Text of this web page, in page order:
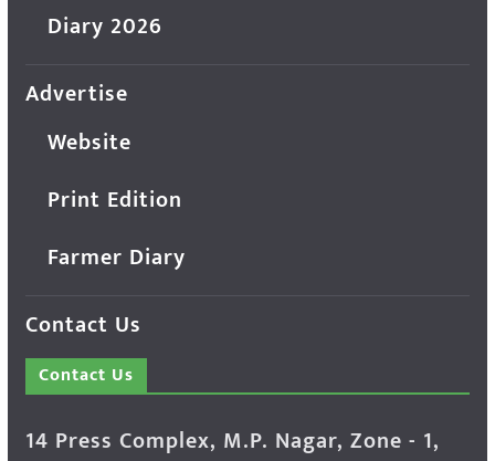
Diary 2026
Advertise
Website
Print Edition
Farmer Diary
Contact Us
Contact Us
14 Press Complex, M.P. Nagar, Zone - 1,